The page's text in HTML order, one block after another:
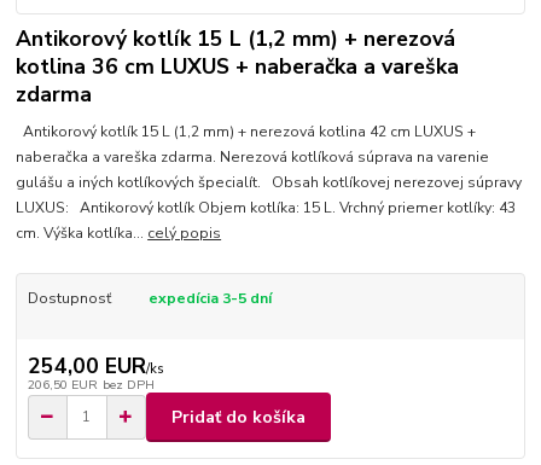
Antikorový kotlík 15 L (1,2 mm) + nerezová
kotlina 36 cm LUXUS + naberačka a vareška
zdarma
Antikorový kotlík 15 L (1,2 mm) + nerezová kotlina 42 cm LUXUS +
naberačka a vareška zdarma. Nerezová kotlíková súprava na varenie
gulášu a iných kotlíkových špecialít. Obsah kotlíkovej nerezovej súpravy
LUXUS: Antikorový kotlík Objem kotlíka: 15 L. Vrchný priemer kotlíky: 43
cm. Výška kotlíka... celý popis
Dostupnosť expedícia 3-5 dní
254,00 EUR/ks
206,50 EUR bez DPH
Pridať do košíka